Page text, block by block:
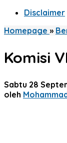
Disclaimer
Homepage »
Komisi
Sabtu 28
oleh